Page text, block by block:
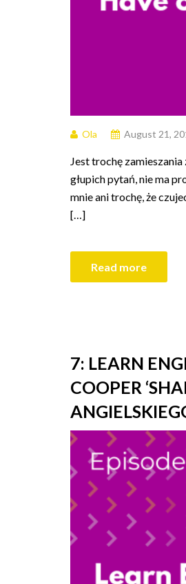
Ola August 21,
Jest trochę zamieszania
głupich pytań, nie ma
mnie ani trochę, że
[…]
Read more
7: LEARN
COOPER